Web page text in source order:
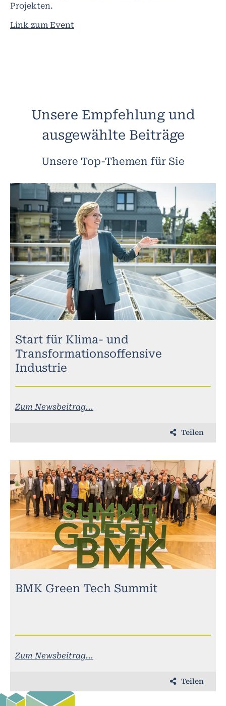
Projekten.
Link zum Event
Unsere Empfehlung und
ausgewählte Beiträge
Unsere Top-Themen für Sie
Start für Klima- und
Transformationsoffensive
Industrie
Zum Newsbeitrag...
Teilen
BMK Green Tech Summit
Zum Newsbeitrag...
Teilen